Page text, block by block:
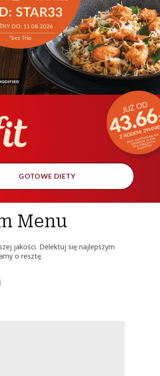
naszą ofertę
GOTOWE DIETY
Menu
jakości. Delektuj się najlepszym
o resztę.